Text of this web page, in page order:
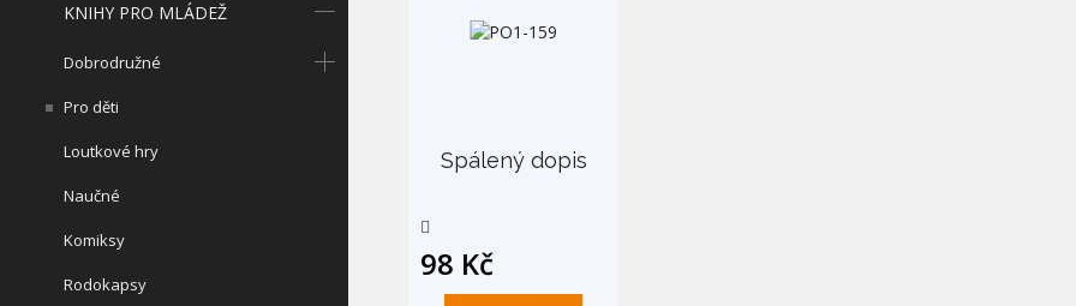
KNIHY PRO MLÁDEŽ
Dobrodružné
Pro děti
Loutkové hry
Naučné
Komiksy
Rodokapsy
Spálený dopis
98 Kč